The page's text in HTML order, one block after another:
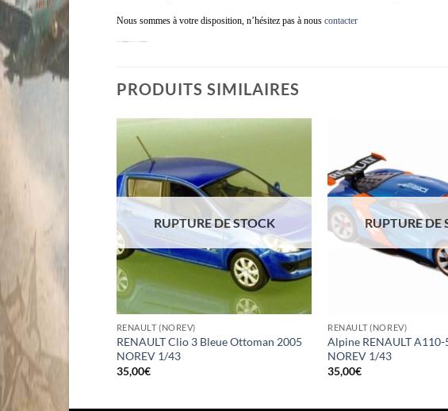
Nous sommes à votre disposition, n’hésitez pas à nous contacter
PRODUITS SIMILAIRES
RUPTURE DE STOCK
RENAULT (NOREV)
RENAULT Clio 3 Bleue Ottoman 2005
NOREV 1/43
35,00€
RUPTURE DE
RENAULT (NOREV)
Alpine RENAULT A110-
NOREV 1/43
35,00€
Blanc 2008
NOREV 1/43